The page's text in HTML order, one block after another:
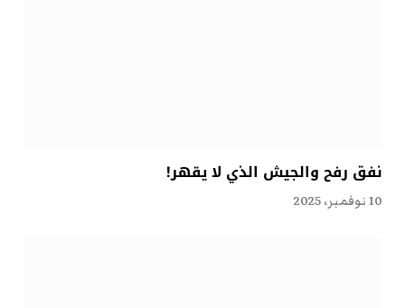
نفق رفح والجيش الذي لا يقهر!
10 نوفمبر، 2025